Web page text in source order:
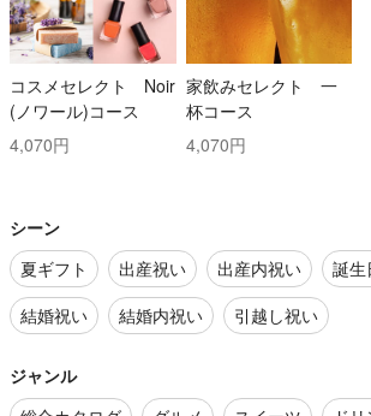
コスメセレクト Noir
(ノワール)コース
4,070円
家飲みセレクト 一
杯コース
4,070円
シーン
夏ギフト
出産祝い 出産内祝い
誕生
結婚祝い
結婚内祝い 引越し祝い
ジャンル